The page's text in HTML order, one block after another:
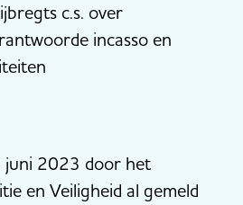
c.s. over
incasso en
juni 2023 door het
en Veiligheid al gemeld